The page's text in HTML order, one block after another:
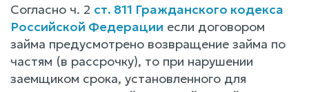
Согласно ч. 2 ст. 811 Гражданского кодекса
Российской Федерации если договором
займа предусмотрено возвращение займа по
частям (в рассрочку), то при нарушении
заемщиком срока, установленного для